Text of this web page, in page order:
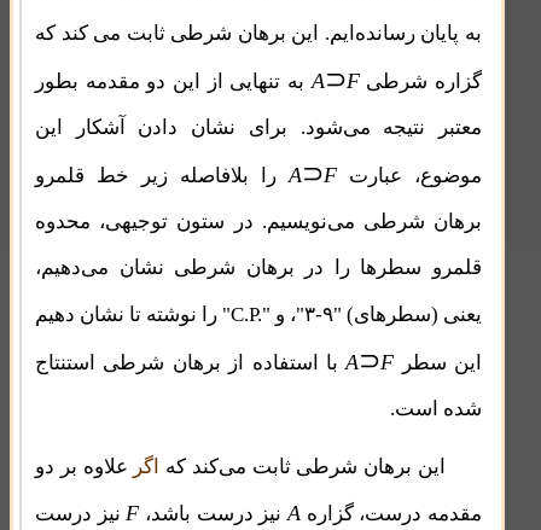
به پایان رسانده‌ایم. این برهان شرطی ثابت می کند که
گزاره شرطی A⊃F
به تنهایی از این دو مقدمه بطور
معتبر نتیجه می‌شود. برای نشان دادن آشکار این
موضوع، عبارت A⊃F
را بلافاصله زیر خط قلمرو
برهان شرطی می‌نویسیم. در ستون توجیهی، محدوه
قلمرو سطرها را در برهان شرطی نشان می‌دهیم،
یعنی (سطرهای) "۹-۳"، و " C.P." را نوشته تا نشان دهیم
این سطر A⊃F
با استفاده از برهان شرطی استنتاج
شده است.
این برهان شرطی ثابت می‌کند که اگر علاوه بر دو
مقدمه درست، گزاره Aنیز درست باشد، Fنیز درست